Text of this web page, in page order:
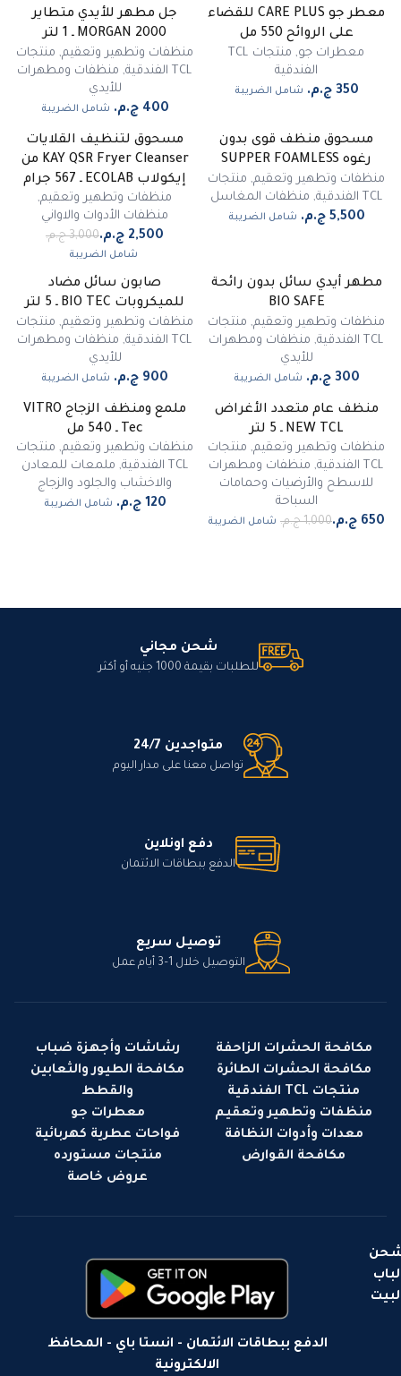
معطر جو CARE PLUS للقضاء
على الروائح 550 مل
معطرات جو,
منتجات TCL
الفندقية
شامل الضريبة
جل مطهر للأيدي متطاير
MORGAN 2000 ـ 1 لتر
منظفات وتطهير وتعقيم, منتجات
TCL الفندقية
, منظفات ومطهرات
للأيدي
شامل الضريبة
مسحوق منظف قوى بدون
رغوه SUPPER FOAMLESS
منظفات وتطهير وتعقيم, منتجات
TCL الفندقية
, منظفات المغاسل
شامل الضريبة
مسحوق لتنظيف القلايات
KAY QSR Fryer Cleanser من
إيكولاب ECOLAB ـ 567 جرام
منظفات وتطهير وتعقيم,
منظفات الأدوات والاواني
شامل الضريبة
غير متوفر
مطهر أيدي سائل بدون رائحة
BIO SAFE
منظفات وتطهير وتعقيم, منتجات
TCL الفندقية
, منظفات ومطهرات
للأيدي
شامل الضريبة
صابون سائل مضاد
للميكروبات BIO TEC ـ 5 لتر
منظفات وتطهير وتعقيم, منتجات
TCL الفندقية
, منظفات ومطهرات
للأيدي
شامل الضريبة
منظف عام متعدد الأغراض
NEW TCL ـ 5 لتر
منظفات وتطهير وتعقيم, منتجات
TCL الفندقية
, منظفات ومطهرات
للاسطح والأرضيات وحمامات
السباحة
شامل الضريبة
ملمع ومنظف الزجاج VITRO
Tec ـ 540 مل
منظفات وتطهير وتعقيم, منتجات
TCL الفندقية
, ملمعات للمعادن
والاخشاب والجلود والزجاج
شامل الضريبة
شحن مجاني
للطلبات بقيمة 1000 جنيه أو أكثر
متواجدين 24/7
تواصل معنا على مدار اليوم
دفع اونلاين
الدفع ببطاقات الائتمان
توصيل سريع
التوصيل خلال 1–3 أيام عمل
مكافحة الحشرات الزاحفة
مكافحة الحشرات الطائرة
منتجات TCL الفندقية
منظفات وتطهير وتعقيم
معدات وأدوات النظافة
مكافحة القوارض
رشاشات وأجهزة ضباب
مكافحة الطيور والثعابين
والقطط
معطرات جو
فواحات عطرية كهربائية
منتجات مستورده
عروض خاصة
لباب
الدفع ببطاقات الائتمان - انستا باي - المحافظ
الالكترونية